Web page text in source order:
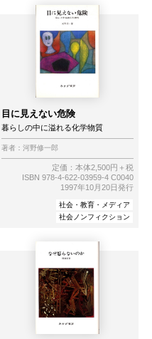
目に見えない危険
暮らしの中に溢れる化学物質
著者： 河野修一郎
定価：本体2,500円＋税
ISBN 978-4-622-03959-4 C0040
1997年10月20日発行
社会・教育・メディア
社会ノンフィクション